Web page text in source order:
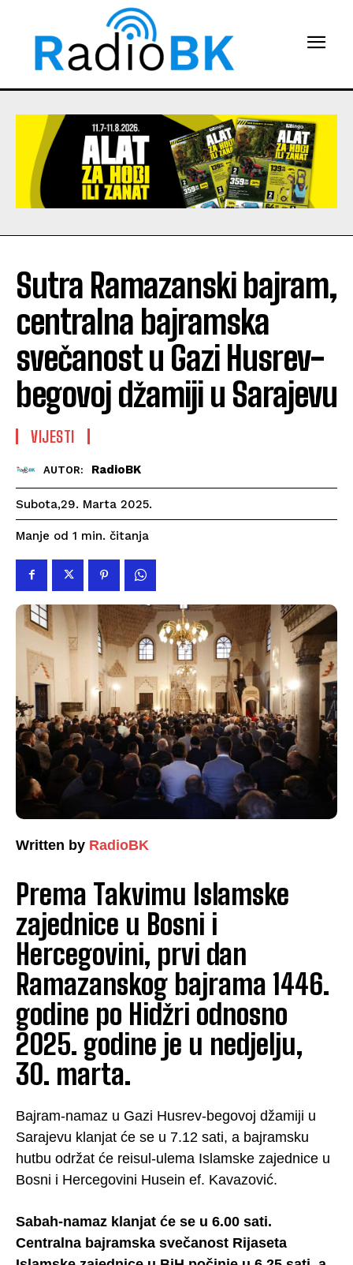
Sutra Ramazanski bajram,
centralna bajramska
svečanost u Gazi Husrev-
begovoj džamiji u Sarajevu
VIJESTI
AUTOR: RadioBK
Subota,29. Marta 2025.
Manje od 1 min. čitanja
Written by RadioBK
Prema Takvimu Islamske
zajednice u Bosni i
Hercegovini, prvi dan
Ramazanskog bajrama 1446.
godine po Hidžri odnosno
2025. godine je u nedjelju,
30. marta.
Bajram-namaz u Gazi Husrev-begovoj džamiji u
Sarajevu klanjat će se u 7.12 sati, a bajramsku
hutbu održat će reisul-ulema Islamske zajednice u
Bosni i Hercegovini Husein ef. Kavazović.
Sabah-namaz klanjat će se u 6.00 sati.
Centralna bajramska svečanost Rijaseta